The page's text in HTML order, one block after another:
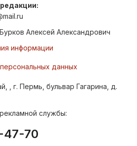
Бурков Алексей Александрович
информации
данных
, г. Пермь, бульвар Гагарина, д.
службы:
47-70